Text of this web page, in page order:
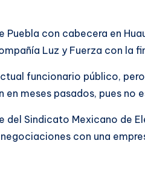
con cabecera en
Luz y Fuerza con la
funcionario público,
meses pasados, pues no
del Sindicato Mexicano de
con una